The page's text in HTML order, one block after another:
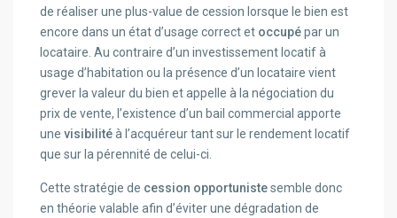
de réaliser une plus-value de cession lorsque le bien est
encore dans un état d’usage correct et occupépar un
locataire. Au contraire d’un investissement locatif à
usage d’habitation ou la présence d’un locataire vient
grever la valeur du bien et appelle à la négociation du
prix de vente, l’existence d’un bail commercial apporte
unevisibilitéà l’acquéreur tant sur le rendement locatif
que sur la pérennité de celui-ci.
Cette stratégie de cession opportunistesemble donc
en théorie valable afin d’éviter une dégradation de